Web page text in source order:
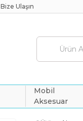
Bize Ulaşın
Mobil
Aksesuar